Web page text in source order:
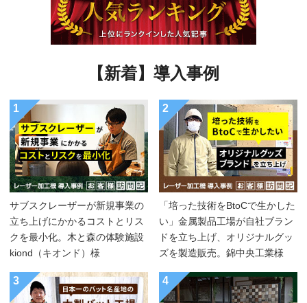
【新着】導入事例
1
サブスクレーザーが新規事業の
立ち上げにかかるコストとリス
クを最小化。木と森の体験施設
kiond（キオンド）様
2
「培った技術をBtoCで生かした
い」金属製品工場が自社ブラン
ドを立ち上げ、オリジナルグッ
ズを製造販売。錦中央工業様
3 4